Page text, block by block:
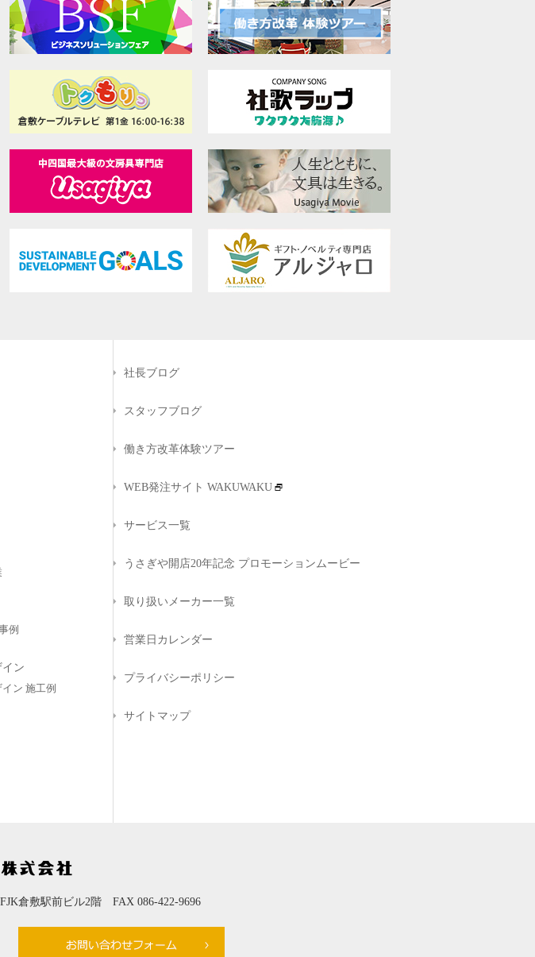
例
ン
ン 施工例
社長ブログ
スタッフブログ
働き方改革体験ツアー
WEB発注サイト WAKUWAKU
サービス一覧
うさぎや開店20年記念 プロモーションムービー
取り扱いメーカー一覧
営業日カレンダー
プライバシーポリシー
サイトマップ
倉敷駅前ビル2階 FAX 086-422-9696